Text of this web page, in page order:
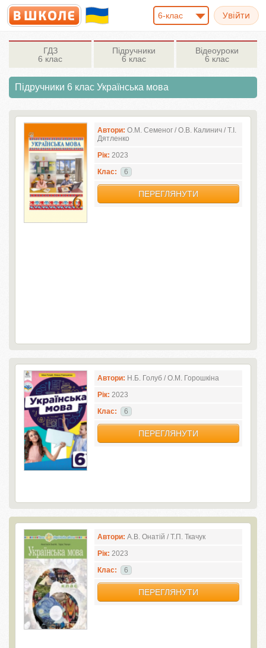
6-клас
ГДЗ
6 клас
Підручники
6 клас
Відеоуроки
6 клас
Підручники 6 клас Українська мова
Автори: О.М. Семеног / О.В. Калинич / Т.І.
Дятленко
Рік: 2023
Клас:
6
ПЕРЕГЛЯНУТИ
Автори: Н.Б. Голуб / О.М. Горошкіна
Рік: 2023
Клас:
6
ПЕРЕГЛЯНУТИ
Автори: А.В. Онатій / Т.П. Ткачук
Рік: 2023
Клас:
6
ПЕРЕГЛЯНУТИ